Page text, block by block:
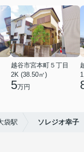
越谷市宮本町５丁目
2K (38.50㎡)
5万円
袋駅 ソレジオ幸子